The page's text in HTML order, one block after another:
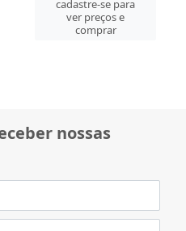
cadastre-se para
ver preços e
comprar
nossas